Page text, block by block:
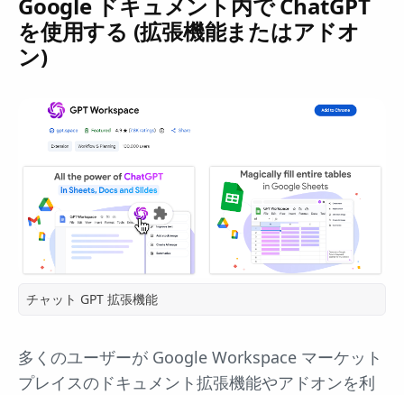
Google ドキュメント内で ChatGPT
を使用する (拡張機能またはアドオ
ン)
チャット GPT 拡張機能
多くのユーザーが Google Workspace マーケット
プレイスのドキュメント拡張機能やアドオンを利